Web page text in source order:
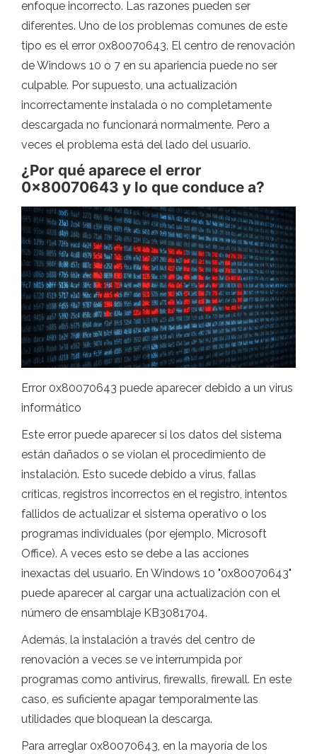
enfoque incorrecto. Las razones pueden ser
diferentes. Uno de los problemas comunes de este
tipo es el error 0x80070643. El centro de renovación
de Windows 10 o 7 en su apariencia puede no ser
culpable. Por supuesto, una actualización
incorrectamente instalada o no completamente
descargada no funcionará normalmente. Pero a
veces el problema está del lado del usuario.
¿Por qué aparece el error
0x80070643 y lo que conduce a?
Error 0x80070643 puede aparecer debido a un virus
informático
Este error puede aparecer si los datos del sistema
están dañados o se violan el procedimiento de
instalación. Esto sucede debido a virus, fallas
críticas, registros incorrectos en el registro, intentos
fallidos de actualizar el sistema operativo o los
programas individuales (por ejemplo, Microsoft
Office). A veces esto se debe a las acciones
inexactas del usuario. En Windows 10 "0x80070643"
puede aparecer al cargar una actualización con el
número de ensamblaje KB3081704.
Además, la instalación a través del centro de
renovación a veces se ve interrumpida por
programas como antivirus, firewalls, firewall. En este
caso, es suficiente apagar temporalmente las
utilidades que bloquean la descarga.
Para arreglar 0x80070643, en la mayoría de los